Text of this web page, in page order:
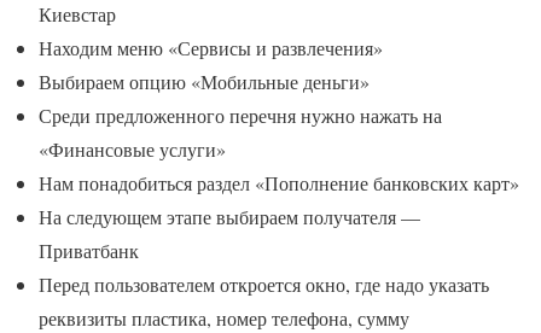
Киевстар
Находим меню «Сервисы и развлечения»
Выбираем опцию «Мобильные деньги»
Среди предложенного перечня нужно нажать на
«Финансовые услуги»
Нам понадобиться раздел «Пополнение банковских карт»
На следующем этапе выбираем получателя —
Приватбанк
Перед пользователем откроется окно, где надо указать
реквизиты пластика, номер телефона, сумму